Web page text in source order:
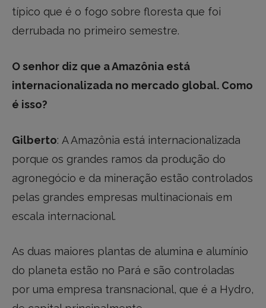
típico que é o fogo sobre floresta que foi
derrubada no primeiro semestre.
O senhor diz que a Amazônia está
internacionalizada no mercado global. Como
é isso?
Gilberto: A Amazônia está internacionalizada
porque os grandes ramos da produção do
agronegócio e da mineração estão controlados
pelas grandes empresas multinacionais em
escala internacional.
As duas maiores plantas de alumina e alumínio
do planeta estão no Pará e são controladas
por uma empresa transnacional, que é a Hydro,